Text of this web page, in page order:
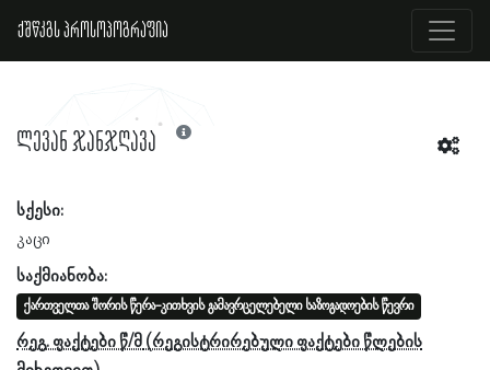
ქშწკგს პროსოპოგრაფია
ლევან ჯანჯღავა
სქესი:
კაცი
საქმიანობა:
ქართველთა შორის წერა-კითხვის გამავრცელებელი საზოგადოების წევრი
რეგ. ფაქტები წ/მ